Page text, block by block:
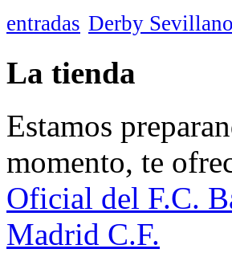
entradas Derby Sevillano
La tienda
Estamos
momento, te
Oficial del F.C.
Madrid C.F.